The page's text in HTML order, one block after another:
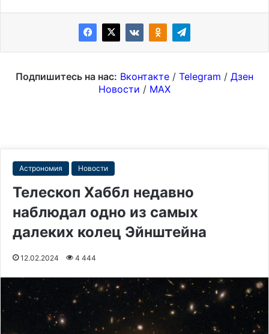
Подпишитесь на нас: Вконтакте / Telegram / Дзен
Новости / MAX